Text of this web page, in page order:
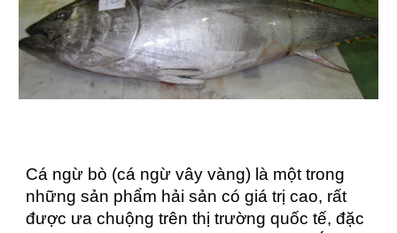
Cá ngừ bò (cá ngừ vây vàng) là một trong
những sản phẩm hải sản có giá trị cao, rất
được ưa chuộng trên thị trường quốc tế, đặc